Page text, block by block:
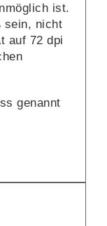
ist.
sein, nicht
auf 72 dpi
genannt